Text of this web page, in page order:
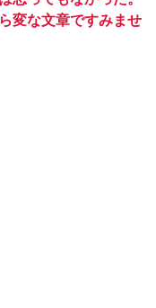
変な文章ですみませ